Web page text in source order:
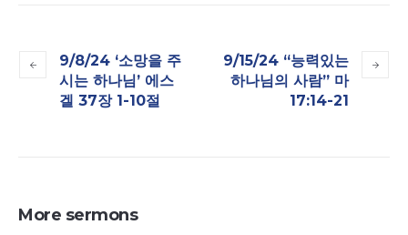
9/8/24 ‘소망을 주
시는 하나님’ 에스
겔 37장 1-10절
9/15/24 “능력있는
하나님의 사람” 마
17:14-21
More sermons